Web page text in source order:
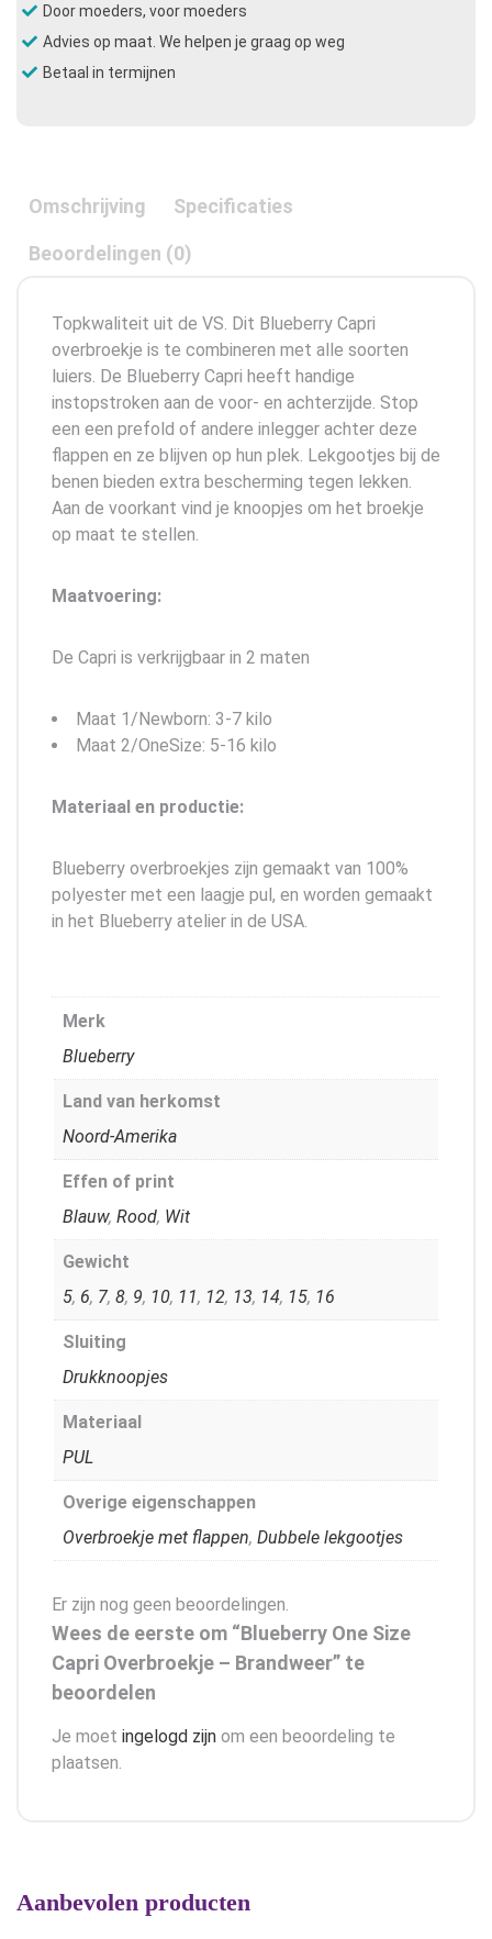
Door moeders, voor moeders
Advies op maat. We helpen je graag op weg
Betaal in termijnen
Omschrijving Specificaties
Beoordelingen (0)
Topkwaliteit uit de VS. Dit Blueberry Capri
overbroekje is te combineren met alle soorten
luiers. De Blueberry Capri heeft handige
instopstroken aan de voor- en achterzijde. Stop
een een prefold of andere inlegger achter deze
flappen en ze blijven op hun plek. Lekgootjes bij de
benen bieden extra bescherming tegen lekken.
Aan de voorkant vind je knoopjes om het broekje
op maat te stellen.
Maatvoering:
De Capri is verkrijgbaar in 2 maten
Maat 1/Newborn: 3-7 kilo
Maat 2/OneSize: 5-16 kilo
Materiaal en productie:
Blueberry overbroekjes zijn gemaakt van 100%
polyester met een laagje pul, en worden gemaakt
in het Blueberry atelier in de USA.
Merk
Blueberry
Land van herkomst
Noord-Amerika
Effen of print
Blauw, Rood, Wit
Gewicht
5, 6, 7, 8, 9, 10, 11, 12, 13, 14, 15, 16
Sluiting
Drukknoopjes
Materiaal
PUL
Overige eigenschappen
Overbroekje met flappen, Dubbele lekgootjes
Er zijn nog geen beoordelingen.
Wees de eerste om “Blueberry One Size
Capri Overbroekje – Brandweer” te
beoordelen
Je moet ingelogd zijn om een beoordeling te
plaatsen.
Aanbevolen producten